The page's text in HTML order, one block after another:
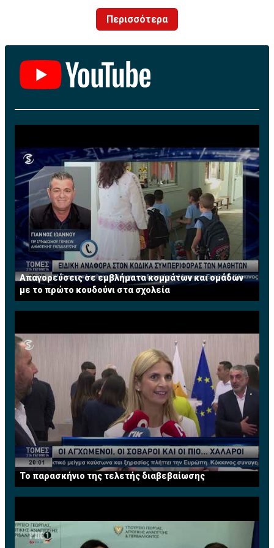
Μετέπειτα απέκτησε τον τίτλο του MBA από το
Anderson Graduate School of Management του
University of California at Los Angeles (UCLA), με πλήρη
υποτροφία από το Cyprus-American Scholarship
Programme (CASP).
Το 1987 εργοδοτήθηκε στην πολυεθνική εταιρεία
Procter & Gamble Co. (P&G) ως Brand Manager στο
εξωτερικό, ενώ από το 1989 μέχρι το 2013 εργαζόταν
αρχικά ως χρηματοοικονομικός αναλυτής και
μετέπειτα ως Διευθυντής Χαρτοφυλακίου στο Τμήμα
Τραπεζικών Εργασιών. Από το 2008 μέχρι και την
εθελούσια αποχώρησή της από την τράπεζα τον Ιούλιο
του 2013 κατείχε την θέση του Ανώτερου Διευθυντή
και ηγείτο της Διεύθυνσης Τραπεζικών Εργασιών
Μεγάλων Επιχειρήσεων. Διαθέτει πέραν των 25
χρόνων πολύπλευρης εμπειρίας σε τραπεζικά θέματα.
Τώρα ασκεί το επάγγελμα του Συμβούλου
Επιχειρήσεων σε χρηματοοικονομικά θέματα. Έχει
διατελέσει μέλος του Συμβουλίου του Institute of
Financial Services (IFS) Κύπρου.
Περισσότερα
Απαγορεύσεις σε εμβλήματα κομμάτων και ομάδων
με το πρώτο κουδούνι στα σχολεία
Το παρασκήνιο της τελετής διαβεβαίωσης